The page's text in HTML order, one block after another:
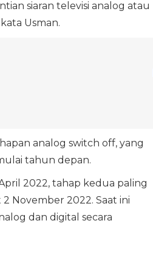
siaran televisi analog atau
Usman.
analog switch off, yang
tahun depan.
2022, tahap kedua paling
November 2022. Saat ini
dan digital secara